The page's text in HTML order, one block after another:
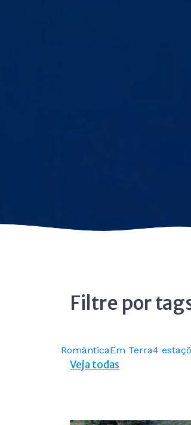
Filtre por
RomânticaEm Terra4
Veja todas